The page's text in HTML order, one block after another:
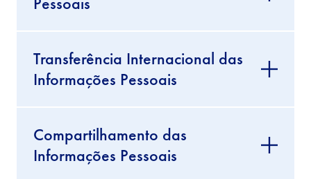
Transferência Internacional das
Informações Pessoais
Compartilhamento das
Informações Pessoais